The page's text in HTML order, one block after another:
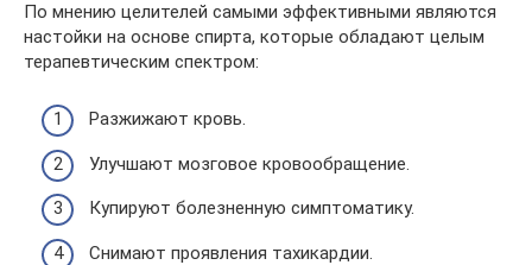
По мнению целителей самыми эффективными являются
настойки на основе спирта, которые обладают целым
терапевтическим спектром:
Разжижают кровь.
Улучшают мозговое кровообращение.
Купируют болезненную симптоматику.
Снимают проявления тахикардии.